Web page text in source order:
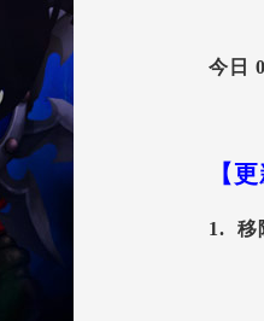
今日
【
1. 移